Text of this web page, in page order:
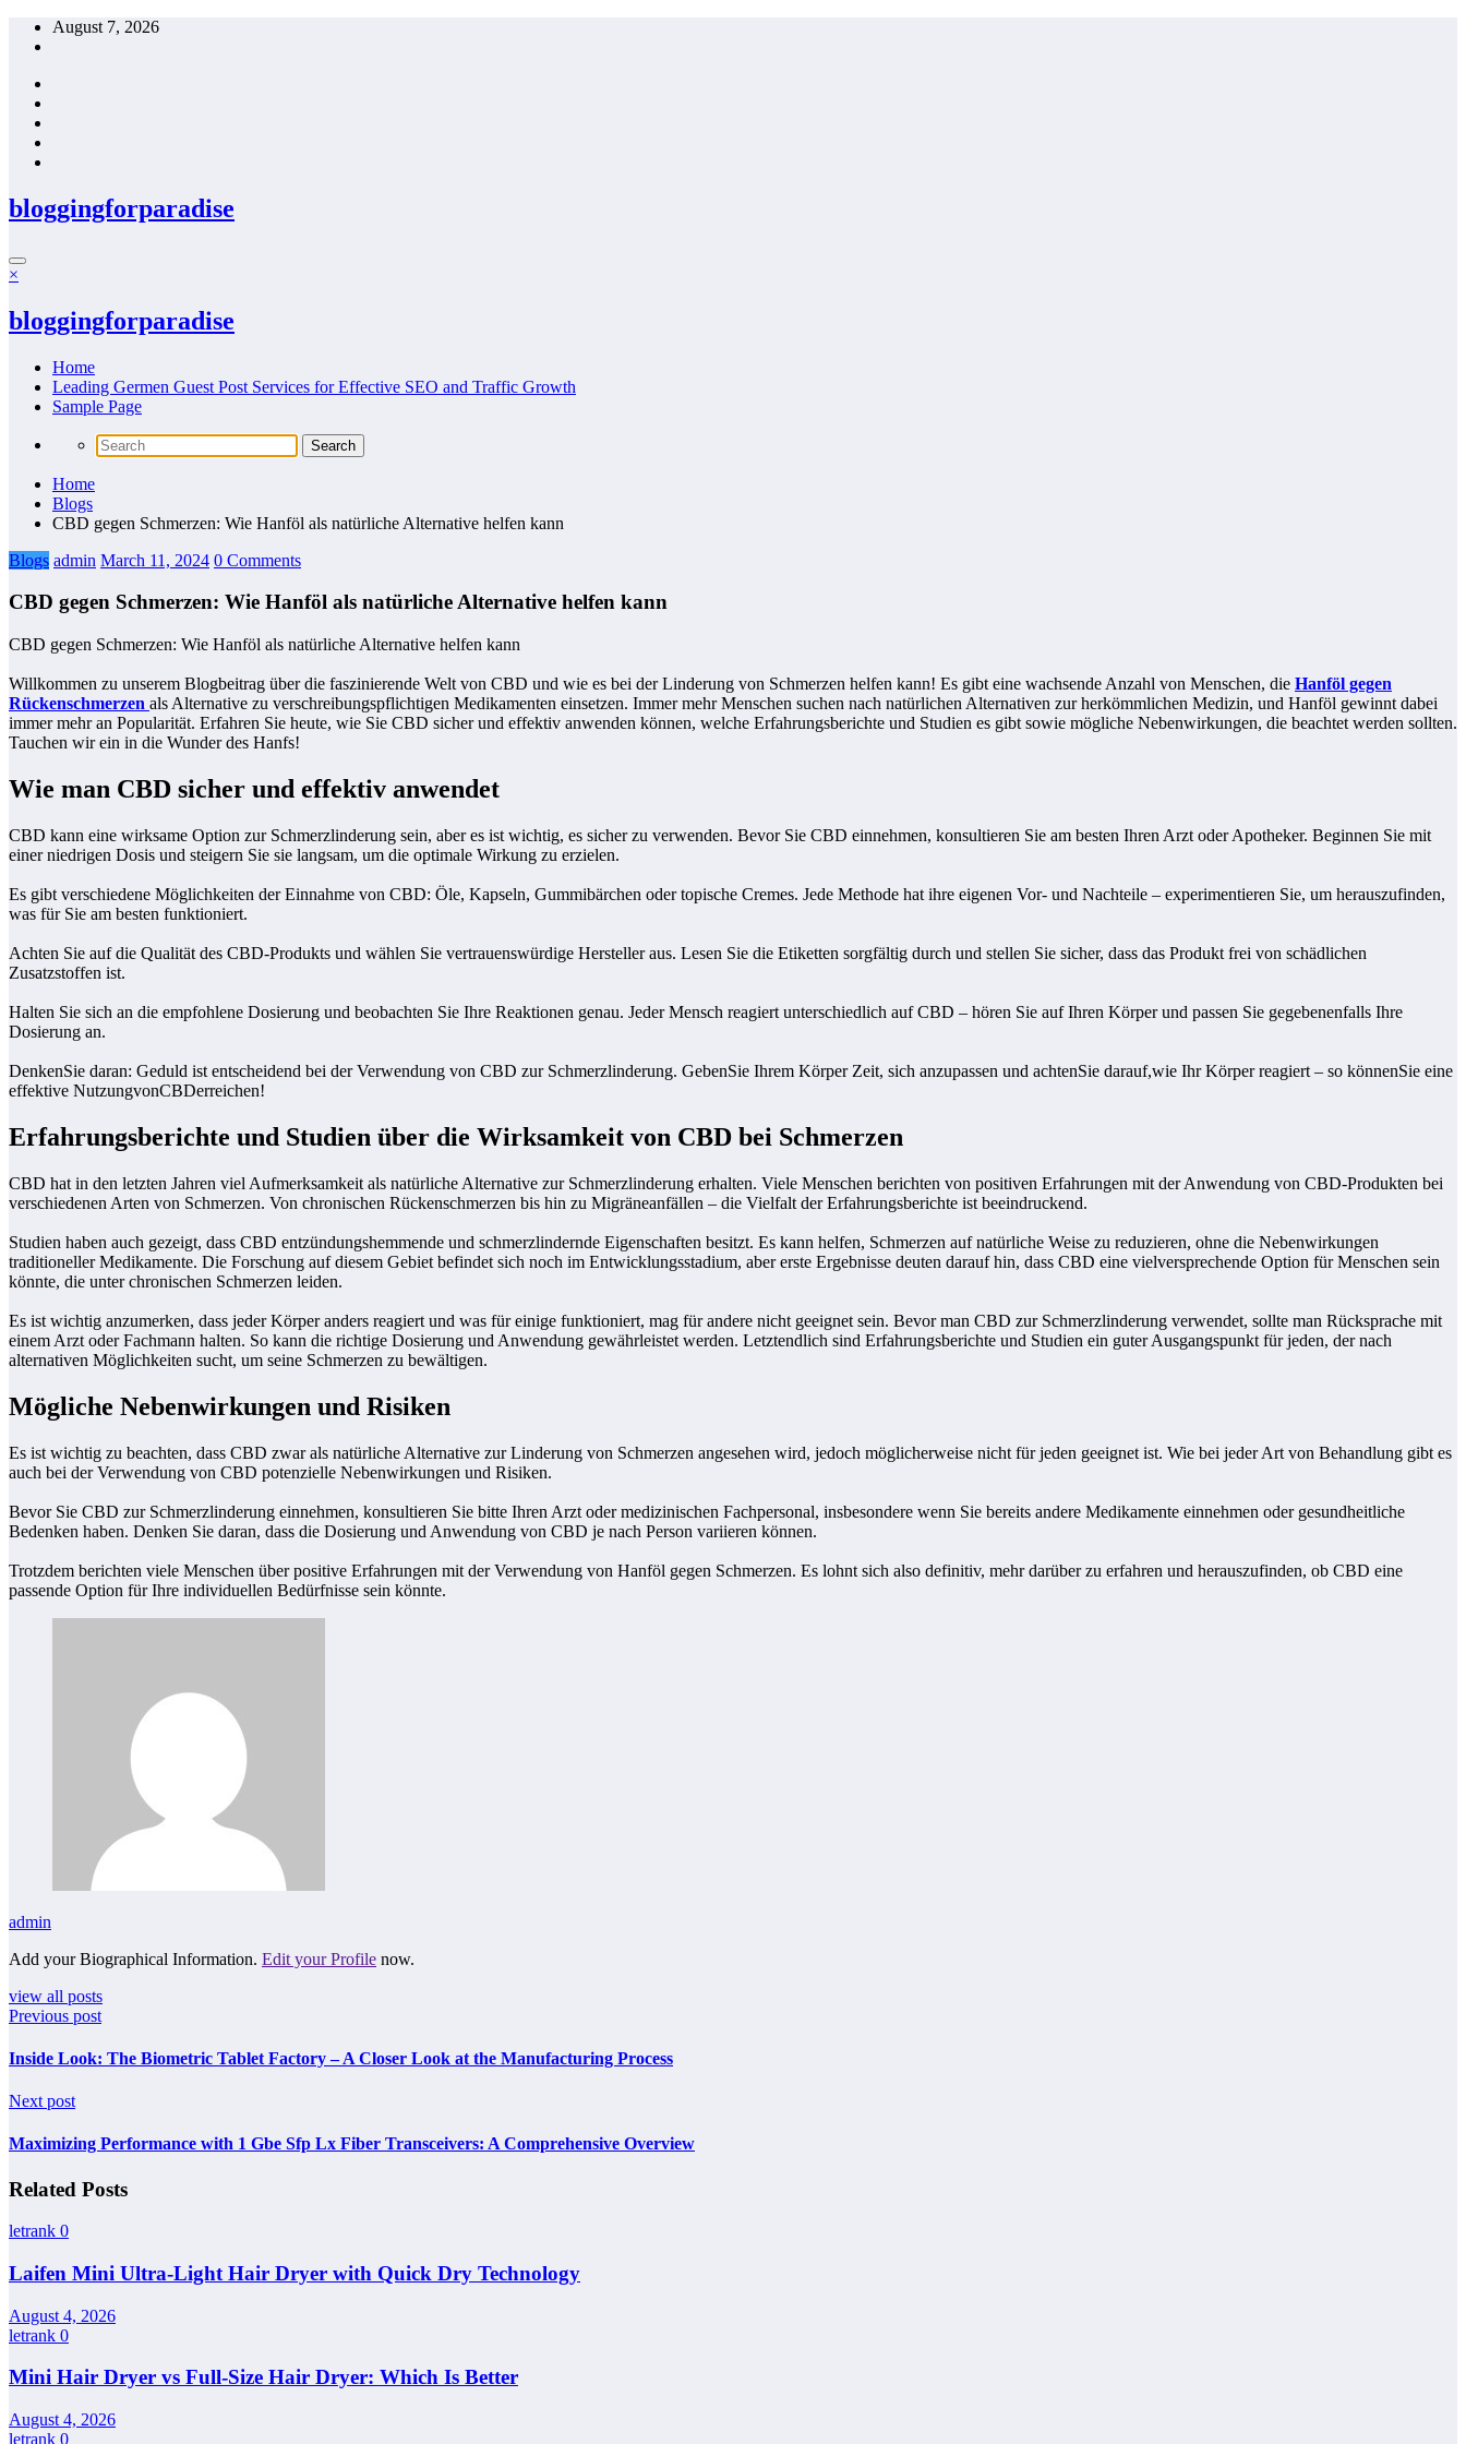
Skip
August 7, 2026
bloggingforparadise
×
bloggingforparadise
Home
Leading Germen Guest Post Services for Effective SEO and Traffic Growth
Sample Page
Home
Blogs
CBD gegen Schmerzen: Wie Hanföl als natürliche Alternative helfen kann
Blogs admin March 11, 2024 0 Comments
CBD gegen Schmerzen: Wie Hanföl als natürliche Alternative helfen kann
CBD gegen Schmerzen: Wie Hanföl als natürliche Alternative helfen kann
Willkommen zu unserem Blogbeitrag über die faszinierende Welt von CBD und wie es bei der Linderung von Schmerzen helfen kann! Es gibt eine wachsende Anzahl von Menschen, die Hanföl gegen
Rückenschmerzen als Alternative zu verschreibungspflichtigen Medikamenten einsetzen. Immer mehr Menschen suchen nach natürlichen Alternativen zur herkömmlichen Medizin, und Hanföl gewinnt dabei
immer mehr an Popularität. Erfahren Sie heute, wie Sie CBD sicher und effektiv anwenden können, welche Erfahrungsberichte und Studien es gibt sowie mögliche Nebenwirkungen, die beachtet werden sollten.
Tauchen wir ein in die Wunder des Hanfs!
Wie man CBD sicher und effektiv anwendet
CBD kann eine wirksame Option zur Schmerzlinderung sein, aber es ist wichtig, es sicher zu verwenden. Bevor Sie CBD einnehmen, konsultieren Sie am besten Ihren Arzt oder Apotheker. Beginnen Sie mit
einer niedrigen Dosis und steigern Sie sie langsam, um die optimale Wirkung zu erzielen.
Es gibt verschiedene Möglichkeiten der Einnahme von CBD: Öle, Kapseln, Gummibärchen oder topische Cremes. Jede Methode hat ihre eigenen Vor- und Nachteile – experimentieren Sie, um herauszufinden,
was für Sie am besten funktioniert.
Achten Sie auf die Qualität des CBD-Produkts und wählen Sie vertrauenswürdige Hersteller aus. Lesen Sie die Etiketten sorgfältig durch und stellen Sie sicher, dass das Produkt frei von schädlichen
Zusatzstoffen ist.
Halten Sie sich an die empfohlene Dosierung und beobachten Sie Ihre Reaktionen genau. Jeder Mensch reagiert unterschiedlich auf CBD – hören Sie auf Ihren Körper und passen Sie gegebenenfalls Ihre
Dosierung an.
DenkenSie daran: Geduld ist entscheidend bei der Verwendung von CBD zur Schmerzlinderung. GebenSie Ihrem Körper Zeit, sich anzupassen und achtenSie darauf,wie Ihr Körper reagiert – so könnenSie eine
effektive NutzungvonCBDerreichen!
Erfahrungsberichte und Studien über die Wirksamkeit von CBD bei Schmerzen
CBD hat in den letzten Jahren viel Aufmerksamkeit als natürliche Alternative zur Schmerzlinderung erhalten. Viele Menschen berichten von positiven Erfahrungen mit der Anwendung von CBD-Produkten bei
verschiedenen Arten von Schmerzen. Von chronischen Rückenschmerzen bis hin zu Migräneanfällen – die Vielfalt der Erfahrungsberichte ist beeindruckend.
Studien haben auch gezeigt, dass CBD entzündungshemmende und schmerzlindernde Eigenschaften besitzt. Es kann helfen, Schmerzen auf natürliche Weise zu reduzieren, ohne die Nebenwirkungen
traditioneller Medikamente. Die Forschung auf diesem Gebiet befindet sich noch im Entwicklungsstadium, aber erste Ergebnisse deuten darauf hin, dass CBD eine vielversprechende Option für Menschen sein
könnte, die unter chronischen Schmerzen leiden.
Es ist wichtig anzumerken, dass jeder Körper anders reagiert und was für einige funktioniert, mag für andere nicht geeignet sein. Bevor man CBD zur Schmerzlinderung verwendet, sollte man Rücksprache mit
einem Arzt oder Fachmann halten. So kann die richtige Dosierung und Anwendung gewährleistet werden. Letztendlich sind Erfahrungsberichte und Studien ein guter Ausgangspunkt für jeden, der nach
alternativen Möglichkeiten sucht, um seine Schmerzen zu bewältigen.
Mögliche Nebenwirkungen und Risiken
Es ist wichtig zu beachten, dass CBD zwar als natürliche Alternative zur Linderung von Schmerzen angesehen wird, jedoch möglicherweise nicht für jeden geeignet ist. Wie bei jeder Art von Behandlung gibt es
auch bei der Verwendung von CBD potenzielle Nebenwirkungen und Risiken.
Bevor Sie CBD zur Schmerzlinderung einnehmen, konsultieren Sie bitte Ihren Arzt oder medizinischen Fachpersonal, insbesondere wenn Sie bereits andere Medikamente einnehmen oder gesundheitliche
Bedenken haben. Denken Sie daran, dass die Dosierung und Anwendung von CBD je nach Person variieren können.
Trotzdem berichten viele Menschen über positive Erfahrungen mit der Verwendung von Hanföl gegen Schmerzen. Es lohnt sich also definitiv, mehr darüber zu erfahren und herauszufinden, ob CBD eine
passende Option für Ihre individuellen Bedürfnisse sein könnte.
admin
Add your Biographical Information. Edit your Profile now.
view all posts
Previous post
Inside Look: The Biometric Tablet Factory – A Closer Look at the Manufacturing Process
Next post
Maximizing Performance with 1 Gbe Sfp Lx Fiber Transceivers: A Comprehensive Overview
Related Posts
letrank 0
Laifen Mini Ultra-Light Hair Dryer with Quick Dry Technology
August 4, 2026
letrank 0
Mini Hair Dryer vs Full-Size Hair Dryer: Which Is Better
August 4, 2026
letrank 0